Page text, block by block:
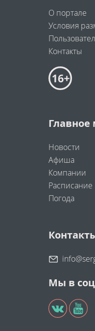
О портале
Условия
Контакты
Новости
Афиша
Компании
Расписание
Погода
Мы в